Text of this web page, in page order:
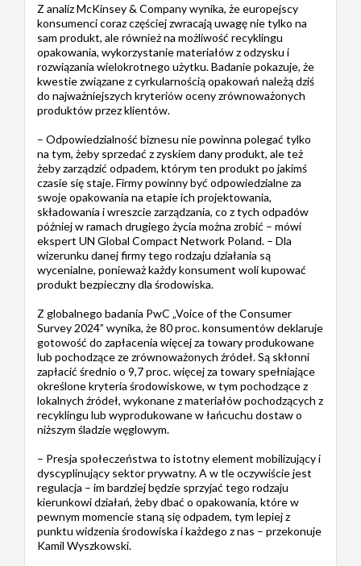
Z analiz McKinsey & Company wynika, że europejscy
konsumenci coraz częściej zwracają uwagę nie tylko na
sam produkt, ale również na możliwość recyklingu
opakowania, wykorzystanie materiałów z odzysku i
rozwiązania wielokrotnego użytku. Badanie pokazuje, że
kwestie związane z cyrkularnością opakowań należą dziś
do najważniejszych kryteriów oceny zrównoważonych
produktów przez klientów.
– Odpowiedzialność biznesu nie powinna polegać tylko
na tym, żeby sprzedać z zyskiem dany produkt, ale też
żeby zarządzić odpadem, którym ten produkt po jakimś
czasie się staje. Firmy powinny być odpowiedzialne za
swoje opakowania na etapie ich projektowania,
składowania i wreszcie zarządzania, co z tych odpadów
później w ramach drugiego życia można zrobić – mówi
ekspert UN Global Compact Network Poland. – Dla
wizerunku danej firmy tego rodzaju działania są
wycenialne, ponieważ każdy konsument woli kupować
produkt bezpieczny dla środowiska.
Z globalnego badania PwC „Voice of the Consumer
Survey 2024” wynika, że 80 proc. konsumentów deklaruje
gotowość do zapłacenia więcej za towary produkowane
lub pochodzące ze zrównoważonych źródeł. Są skłonni
zapłacić średnio o 9,7 proc. więcej za towary spełniające
określone kryteria środowiskowe, w tym pochodzące z
lokalnych źródeł, wykonane z materiałów pochodzących z
recyklingu lub wyprodukowane w łańcuchu dostaw o
niższym śladzie węglowym.
– Presja społeczeństwa to istotny element mobilizujący i
dyscyplinujący sektor prywatny. A w tle oczywiście jest
regulacja – im bardziej będzie sprzyjać tego rodzaju
kierunkowi działań, żeby dbać o opakowania, które w
pewnym momencie staną się odpadem, tym lepiej z
punktu widzenia środowiska i każdego z nas – przekonuje
Kamil Wyszkowski.